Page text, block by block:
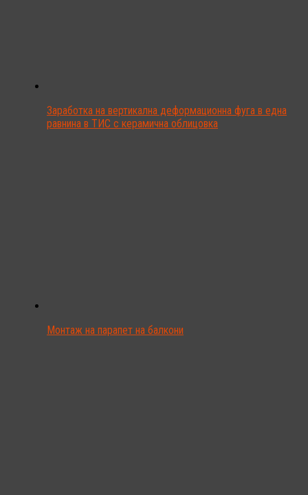
Заработка на вертикална деформационна фуга в една
равнина в ТИС с керамична облицовка
Монтаж на парапет на балкони